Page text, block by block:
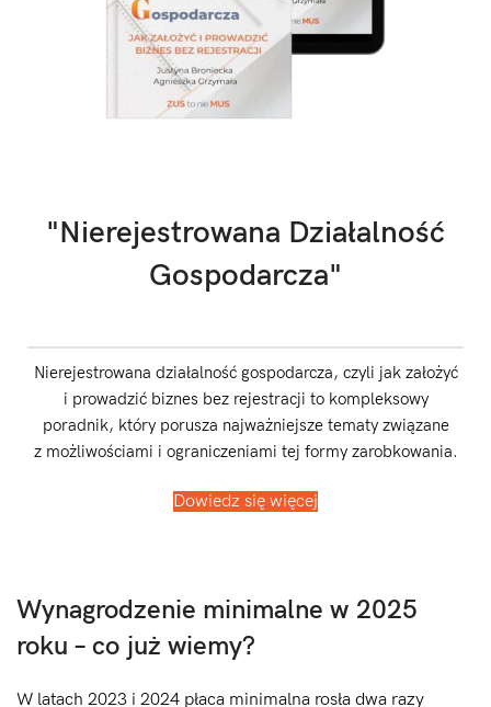
"Nierejestrowana Działalność
Gospodarcza"
Nierejestrowana działalność gospodarcza, czyli jak założyć
i prowadzić biznes bez rejestracji to kompleksowy
poradnik, który porusza najważniejsze tematy związane
z możliwościami i ograniczeniami tej formy zarobkowania.
Dowiedz się więcej
Wynagrodzenie minimalne w 2025
roku – co już wiemy?
W latach 2023 i 2024 płaca minimalna rosła dwa razy